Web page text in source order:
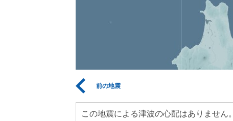
前の地震
この地震による津波の心配はありません。